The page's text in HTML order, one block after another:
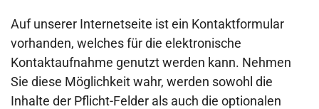
Auf unserer Internetseite ist ein Kontaktformular
vorhanden, welches für die elektronische
Kontaktaufnahme genutzt werden kann. Nehmen
Sie diese Möglichkeit wahr, werden sowohl die
Inhalte der Pflicht-Felder als auch die optionalen